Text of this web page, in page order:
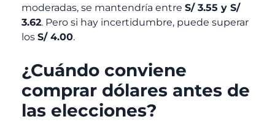
moderadas, se mantendría entre S/ 3.55 y S/
3.62. Pero si hay incertidumbre, puede superar
los S/ 4.00.
¿Cuándo conviene
comprar dólares antes de
las elecciones?